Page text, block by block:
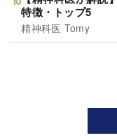
特徴・トップ5
精神科医 Tomy